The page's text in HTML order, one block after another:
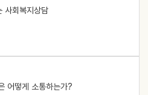
사회복지상담
어떻게 소통하는가?